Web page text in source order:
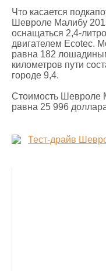
Что касается
Шевроле Малибу
оснащаться 2,4-
двигателем Ecotec.
равна 182
километров пути
городе 9,4.
Стоимость Шевроле
равна 25 996